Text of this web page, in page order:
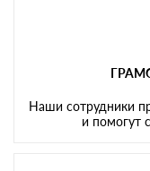
Наши сотрудники
и помогут